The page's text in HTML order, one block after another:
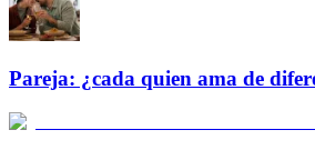
Pareja: ¿cada quien ama de